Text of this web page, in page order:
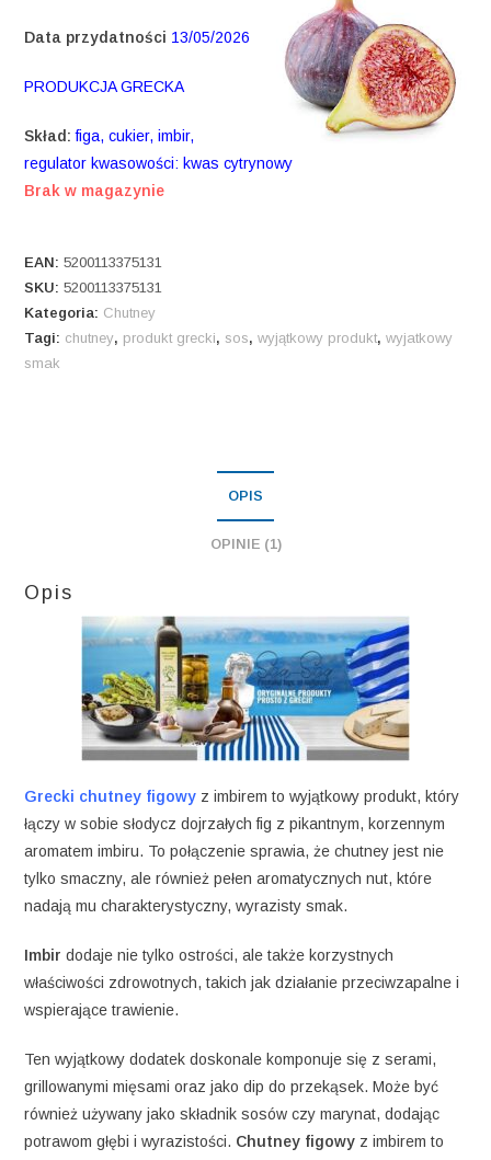
Data przydatności 13/05/2026
PRODUKCJA GRECKA
Skład: figa, cukier, imbir,
regulator kwasowości: kwas cytrynowy
Brak w magazynie
EAN:5200113375131
SKU:5200113375131
Kategoria: Chutney
Tagi: chutney, produkt grecki, sos,wyjątkowy produkt,wyjatkowy
smak
OPIS
OPINIE (1)
Opis
Grecki chutney figowy z imbirem to wyjątkowy produkt, który
łączy w sobie słodycz dojrzałych fig z pikantnym, korzennym
aromatem imbiru. To połączenie sprawia, że chutney jest nie
tylko smaczny, ale również pełen aromatycznych nut, które
nadają mu charakterystyczny, wyrazisty smak.
Imbir dodaje nie tylko ostrości, ale także korzystnych
właściwości zdrowotnych, takich jak działanie przeciwzapalne i
wspierające trawienie.
Ten wyjątkowy dodatek doskonale komponuje się z serami,
grillowanymi mięsami oraz jako dip do przekąsek. Może być
również używany jako składnik sosów czy marynat, dodając
potrawom głębi i wyrazistości. Chutney figowy z imbirem to